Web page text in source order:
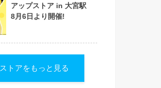
アップストア in 大宮駅
8月6日より開催!
トアをもっと見る